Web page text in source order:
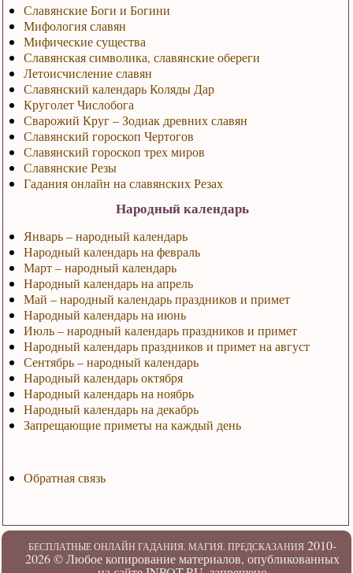
Славянские Боги и Богини
Мифология славян
Мифические существа
Славянская символика, славянские обереги
Летоисчисление славян
Славянский календарь Коляды Дар
Круголет Числобога
Сварожий Круг – Зодиак древних славян
Славянский гороскоп Чертогов
Славянский гороскоп трех миров
Славянские Резы
Гадания онлайн на славянских Резах
Народный календарь
Январь – народный календарь
Народный календарь на февраль
Март – народный календарь
Народный календарь на апрель
Май – народный календарь праздников и примет
Народный календарь на июнь
Июль – народный календарь праздников и примет
Народный календарь праздников и примет на август
Сентябрь – народный календарь
Народный календарь октября
Народный календарь на ноябрь
Народный календарь на декабрь
Запрещающие приметы на каждый день
Обратная связь
БЕСПЛАТНЫЕ ОНЛАЙН ГАДАНИЯ. МАГИЯ. ПРЕДСКАЗАНИЯ2010-
2026 ©Любое копирование материалов, опубликованных